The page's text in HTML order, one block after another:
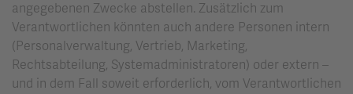
angegebenen Zwecke abstellen. Zusätzlich zum
Verantwortlichen könnten auch andere Personen intern
(Personalverwaltung, Vertrieb, Marketing,
Rechtsabteilung, Systemadministratoren) oder extern –
und in dem Fall soweit erforderlich, vom Verantwortlichen